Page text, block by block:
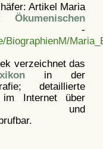
Artikel Maria
Ökumenischen
BiographienM/
verzeichnet das
in der
detaillierte
im Internet über